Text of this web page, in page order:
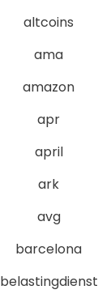
altcoins
ama
amazon
apr
april
ark
avg
barcelona
belastingdienst